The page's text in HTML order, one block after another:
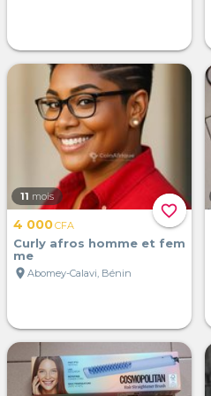
favorite_border
11 mois
4 000CFA
Curly afros homme et fem
me
location_on Abomey-Calavi, Bénin